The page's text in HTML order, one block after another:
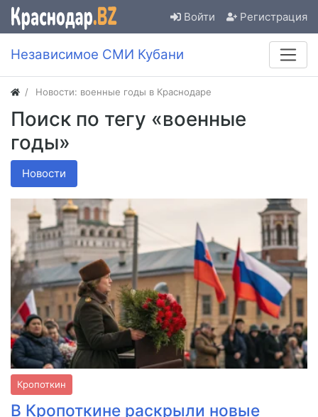
Войти Регистрация
Независимое СМИ Кубани
Новости: военные годы в Краснодаре
Поиск по тегу «военные
годы»
Новости
Кропоткин
В Кропоткине раскрыли новые